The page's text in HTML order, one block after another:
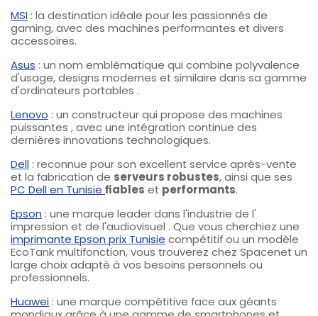
MSI : la destination idéale pour les passionnés de
gaming, avec des machines performantes et divers
accessoires.
Asus : un nom emblématique qui combine polyvalence
d'usage, designs modernes et similaire dans sa gamme
d'ordinateurs portables .
Lenovo : un constructeur qui propose des machines
puissantes , avec une intégration continue des
dernières innovations technologiques.
Dell : reconnue pour son excellent service après-vente
et la fabrication de serveurs robustes, ainsi que ses
PC Dell en Tunisie fiables et performants.
Epson : une marque leader dans l'industrie de l'
impression et de l'audiovisuel . Que vous cherchiez une
imprimante Epson prix Tunisie compétitif ou un modèle
EcoTank multifonction, vous trouverez chez Spacenet un
large choix adapté à vos besoins personnels ou
professionnels.
Huawei : une marque compétitive face aux géants